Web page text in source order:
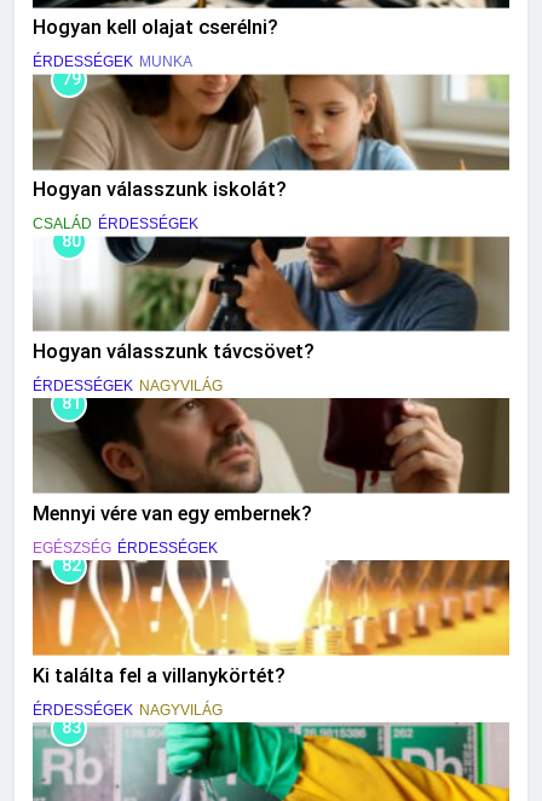
Hogyan kell olajat cserélni?
ÉRDESSÉGEK MUNKA
79
Hogyan válasszunk iskolát?
CSALÁD ÉRDESSÉGEK
80
Hogyan válasszunk távcsövet?
ÉRDESSÉGEK NAGYVILÁG
81
Mennyi vére van egy embernek?
EGÉSZSÉG ÉRDESSÉGEK
82
Ki találta fel a villanykörtét?
ÉRDESSÉGEK NAGYVILÁG
83